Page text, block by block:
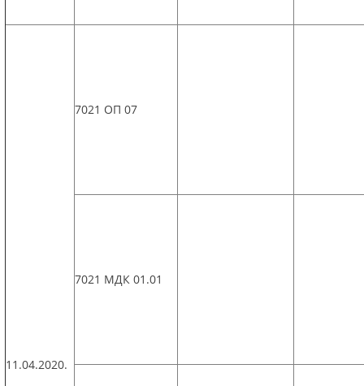
11.04.2020.
7021 ОП 07
7021 МДК 01.01